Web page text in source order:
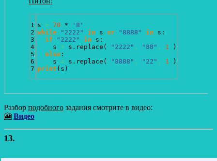
1
2
3
4
5
6
s = 70 *
'8'
while
"2222" in s or "8888" in s:
if
"2222" in s:
    s
= s. replace ( "2222" , "88" , 1
)
else :
    s
= s. replace ( "8888" , "22" , 1
)
print ( s )
Разбор подобного задания смотрите в видео:
🎦 Видео
13.